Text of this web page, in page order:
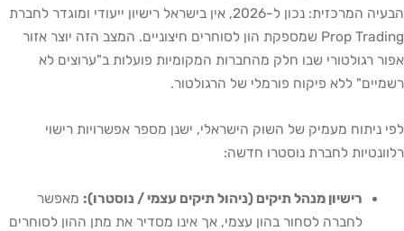
הבעיה המרכזית: נכון ל-2026, אין בישראל רישיון ייעודי ומוגדר לחברת
Prop Trading שמספקת הון לסוחרים חיצוניים. המצב הזה יוצר אזור
אפור רגולטורי שבו חלק מהחברות המקומיות פועלות ב"ערוצים לא
רשמיים" ללא פיקוח פורמלי של הרגולטור.
לפי ניתוח מעמיק של השוק הישראלי, ישנן מספר אפשרויות רישוי
רלוונטיות לחברת נוסטרו חדשה:
רישיון מנהל תיקים (ניהול תיקים עצמי / נוסטרו): מאפשר
לחברה לסחור בהון עצמי, אך אינו מסדיר את מתן ההון לסוחרים